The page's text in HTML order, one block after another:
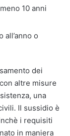
10 anni
o
dei
altre misure
una
Il sussidio è
i requisiti
in maniera